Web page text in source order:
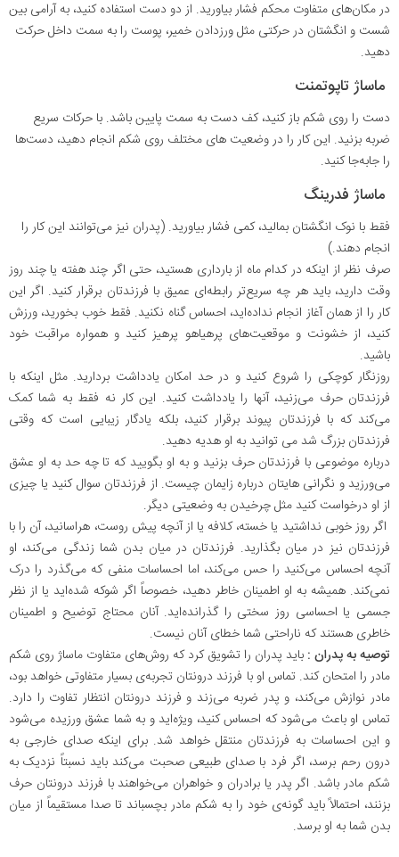
در مکان‌های متفاوت محکم فشار بیاورید. از دو دست استفاده کنید، به آرامی بین
شست و انگشتان در حرکتی مثل ورزدادن خمیر، پوست را به سمت داخل حرکت
دهید.
ماساژ تاپوتمنت
دست را روی شکم باز کنید، کف دست به سمت پایین باشد. با حرکات سریع
ضربه بزنید. این کار را در وضعیت های مختلف روی شکم انجام دهید، دست‌ها
را جابه‌جا کنید.
ماساژ فدرینگ
فقط با نوک انگشتان بمالید، کمی فشار بیاورید. (پدران نیز می‌توانند این کار را
انجام دهند.)
صرف نظر از اینکه در کدام ماه از بارداری هستید، حتی اگر چند هفته یا چند روز
وقت دارید، باید هر چه سریع‌تر رابطه‌ای عمیق با فرزندتان برقرار کنید. اگر این
کار را از همان آغاز انجام نداده‌اید، احساس گناه نکنید. فقط خوب بخورید، ورزش
کنید، از خشونت و موقعیت‌های پرهیاهو پرهیز کنید و همواره مراقبت خود
باشید.
روزنگار کوچکی را شروع کنید و در حد امکان یادداشت بردارید. مثل اینکه با
فرزندتان حرف می‌زنید، آنها را یادداشت کنید. این کار نه فقط به شما کمک
می‌کند که با فرزندتان پیوند برقرار کنید، بلکه یادگار زیبایی است که وقتی
فرزندتان بزرگ شد می توانید به او هدیه دهید.
درباره موضوعی با فرزندتان حرف بزنید و به او بگویید که تا چه حد به او عشق
می‌ورزید و نگرانی هایتان درباره زایمان چیست. از فرزندتان سوال کنید یا چیزی
از او درخواست کنید مثل چرخیدن به وضعیتی دیگر.
اگر روز خوبی نداشتید یا خسته، کلافه یا از آنچه پیش روست، هراسانید، آن را با
فرزندتان نیز در میان بگذارید. فرزندتان در میان بدن شما زندگی می‌کند، او
آنچه احساس می‌کنید را حس می‌کند، اما احساسات منفی که می‌گذرد را درک
نمی‌کند. همیشه به او اطمینان خاطر دهید، خصوصاً اگر شوکه شده‌اید یا از نظر
جسمی یا احساسی روز سختی را گذرانده‌اید. آنان محتاج توضیح و اطمینان
خاطری هستند که ناراحتی شما خطای آنان نیست.
توصیه به پدران : باید پدران را تشویق کرد که روش‌های متفاوت ماساژ روی شکم
مادر را امتحان کند. تماس او با فرزند درونتان تجربه‌ی بسیار متفاوتی خواهد بود،
مادر نوازش می‌کند، و پدر ضربه می‌زند و فرزند درونتان انتظار تفاوت را دارد.
تماس او باعث می‌شود که احساس کنید، ویژه‌اید و به شما عشق ورزیده می‌شود
و این احساسات به فرزندتان منتقل خواهد شد. برای اینکه صدای خارجی به
درون رحم برسد، اگر فرد با صدای طبیعی صحبت می‌کند باید نسبتاً نزدیک به
شکم مادر باشد. اگر پدر یا برادران و خواهران می‌خواهند با فرزند درونتان حرف
بزنند، احتمالاً باید گونه‌ی خود را به شکم مادر بچسباند تا صدا مستقیماً از میان
بدن‌ شما به او برسد.